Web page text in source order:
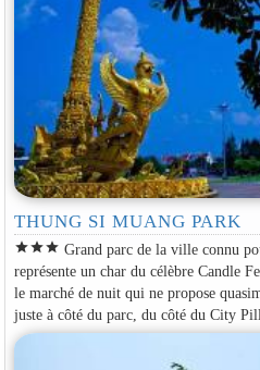
THUNG SI MUANG PARK
starstarstar Grand parc de la ville connu
représente un char du célèbre Candle
le marché de nuit qui ne propose
juste à côté du parc, du côté du City